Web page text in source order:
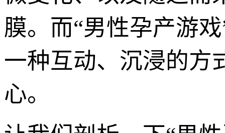
膜。而“男性孕产游
一种互动、沉浸的方
心。